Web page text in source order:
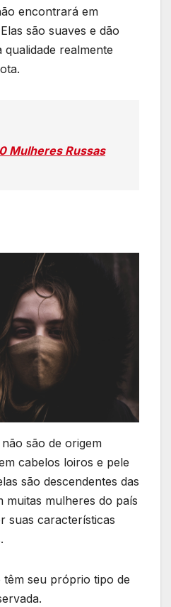
encontrará em
são suaves e dão
realmente
Mulheres Russas
são de origem
cabelos loiros e pele
são descendentes das
muitas mulheres do país
suas características
têm seu próprio tipo de